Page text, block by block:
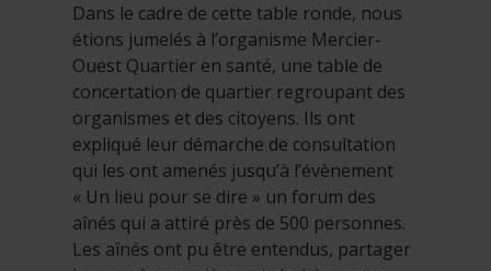
Dans le cadre de cette table ronde, nous
étions jumelés à l’organisme Mercier-
Ouest Quartier en santé, une table de
concertation de quartier regroupant des
organismes et des citoyens. Ils ont
expliqué leur démarche de consultation
qui les ont amenés jusqu’à l’évènement
« Un lieu pour se dire » un forum des
aînés qui a attiré près de 500 personnes.
Les aînés ont pu être entendus, partager